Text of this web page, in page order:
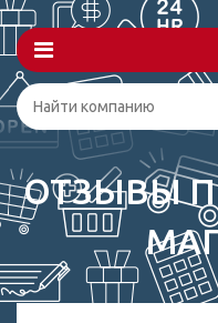
ОТЗЫВЫ